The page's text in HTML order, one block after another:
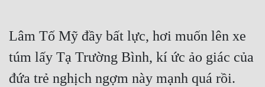
Mạt Thế
Mỹ Thực
Lâm Tố Mỹ đầy bất lực, hơi muốn lên xe
túm lấy Tạ Trường Bình, kí ức ảo giác của
đứa trẻ nghịch ngợm này mạnh quá rồi.